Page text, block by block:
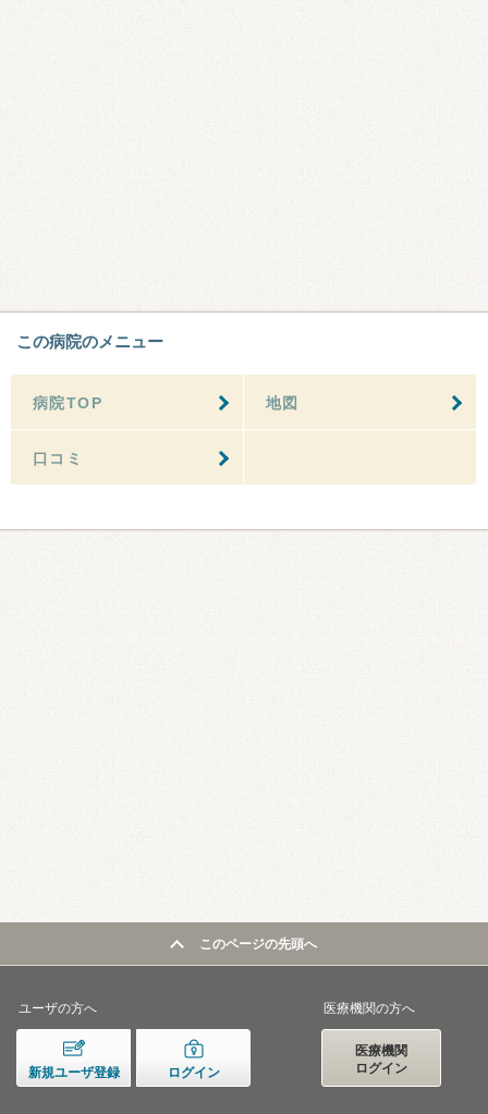
この病院のメニュー
病院TOP 地図
口コミ
このページの先頭へ
ユーザの方へ
新規ユーザ登録 ログイン
医療機関の方へ
医療機関
ログイン